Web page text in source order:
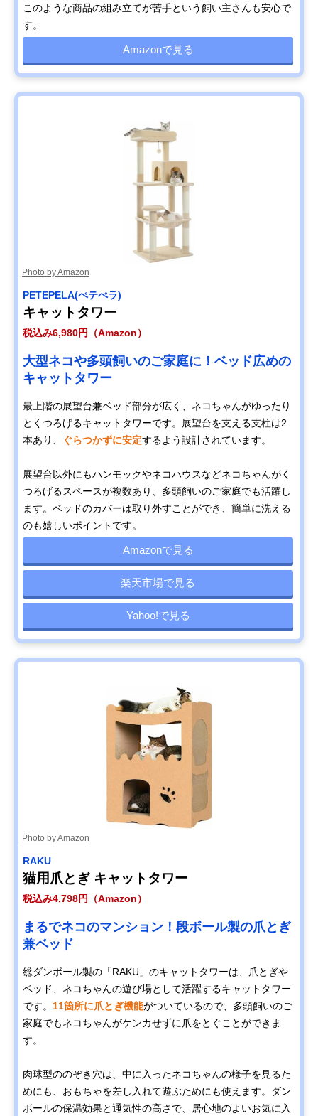
このような商品の組み立てが苦手という飼い主さんも安心で
す。
Amazonで見る
Photo by Amazon
PETEPELA(ぺテぺラ)
キャットタワー
税込み6,980円（Amazon）
大型ネコや多頭飼いのご家庭に！ベッド広めの
キャットタワー
最上階の展望台兼ベッド部分が広く、ネコちゃんがゆったり
とくつろげるキャットタワーです。展望台を支える支柱は2
本あり、
ぐらつかずに安定するよう設計されています。
展望台以外にもハンモックやネコハウスなどネコちゃんがく
つろげるスペースが複数あり、多頭飼いのご家庭でも活躍し
ます。ベッドのカバーは取り外すことができ、簡単に洗える
のも嬉しいポイントです。
Amazonで見る
楽天市場で見る
Yahoo!で見る
Photo by Amazon
RAKU
猫用爪とぎ キャットタワー
税込み4,798円（Amazon）
まるでネコのマンション！段ボール製の爪とぎ
兼ベッド
総ダンボール製の「RAKU」のキャットタワーは、爪とぎや
ベッド、ネコちゃんの遊び場として活躍するキャットタワー
です。 11箇所に爪とぎ機能がついているので、多頭飼いのご
家庭でもネコちゃんがケンカせずに爪をとぐことができま
す。
肉球型ののぞき穴は、中に入ったネコちゃんの様子を見るた
めにも、おもちゃを差し入れて遊ぶためにも使えます。ダン
ボールの保温効果と通気性の高さで、居心地のよいお気に入